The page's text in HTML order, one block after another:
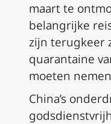
maart te
belangrijke
zijn terugkeer
quarantaine
moeten
China’s